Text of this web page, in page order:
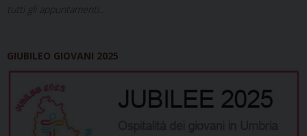
tutti gli appuntamenti...
GIUBILEO GIOVANI 2025